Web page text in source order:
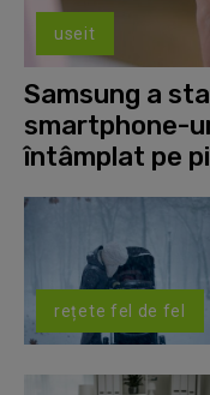
useit
Samsung a
smartphone-
întâmplat pe
rețete fel de fel